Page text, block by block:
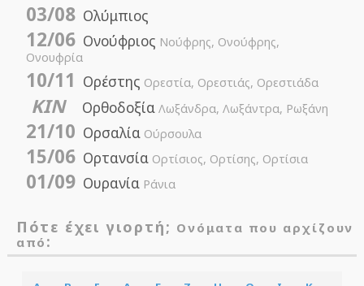
03/08 Ολύμπιος
12/06 Ονούφριος Νούφρης, Ονούφρης,
Ονουφρία
10/11 Ορέστης Ορεστία, Ορεστιάς, Ορεστιάδα
ΚΙΝ Ορθοδοξία Λωξάνδρα, Λωξάντρα, Ρωξάνη
21/10 Ορσαλία Ούρσουλα
15/06 Ορτανσία Ορτίσιος, Ορτίσης, Ορτίσια
01/09 Ουρανία Ράνια
Πότε έχει γιορτή; Ονόματα που αρχίζουν
από :